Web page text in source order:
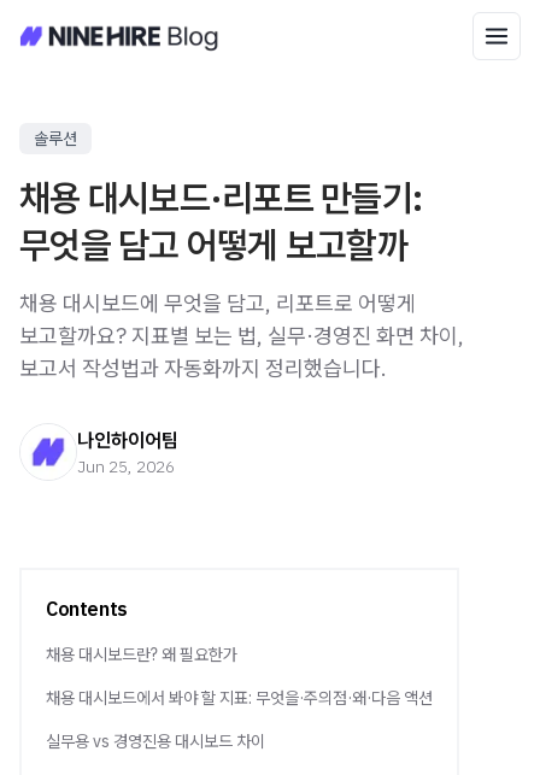
솔루션
채용 대시보드·리포트 만들기:
무엇을 담고 어떻게 보고할까
채용 대시보드에 무엇을 담고, 리포트로 어떻게
보고할까요? 지표별 보는 법, 실무·경영진 화면 차이,
보고서 작성법과 자동화까지 정리했습니다.
나인하이어팀
Jun 25, 2026
Contents
채용 대시보드란? 왜 필요한가
채용 대시보드에서 봐야 할 지표: 무엇을·주의점·왜·다음 액션
실무용 vs 경영진용 대시보드 차이